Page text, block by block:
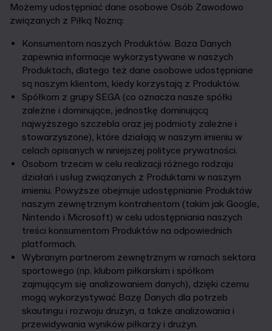
Możemy udostępniać dane osobowe Osób Zawodowo
związanych z Piłką Nożną:
Konsumentom naszych Produktów. Baza Danych
zapewnia informacje wykorzystywane w naszych
Produktach, dlatego też dane osobowe udostępniane
są naszym klientom, kiedy korzystają z Produktów.
Spółkom z grupy SEGA (co oznacza nasze spółki
zależne i dominujące, jednostkę dominującą
najwyższego szczebla oraz jej podmioty zależne i
stowarzyszone), które działają w naszym imieniu w
celach opisanych w niniejszej polityce prywatności.
Osobom trzecim w celu realizacji różnego rodzaju
działań i usług związanych z Produktami w naszym
imieniu. Powyższe obejmuje udostępnianie Produktów
naszym zewnętrznym kontrahentom (takim jak Google,
Nintendo i Microsoft) w celu udostępniania naszych
treści konsumentom Produktów na odpowiednich
platformach.
Wybranym partnerom zewnętrznym w ramach sektora
sportowego (np. klubom piłkarskim i spółkom
zajmującym się analizowaniem danych), dzięki czemu
mogą wykorzystywać Bazę Danych dla potrzeb
skautingu i rozwoju drużyn, a także analizowania i
przewidywania wyników piłkarzy i drużyn.